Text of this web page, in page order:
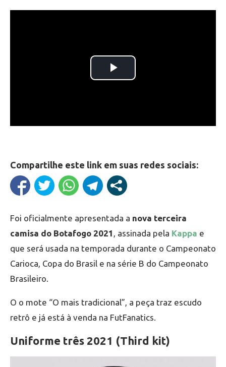
Compartilhe este link em suas redes sociais:
Foi oficialmente apresentada a nova terceira
camisa do Botafogo 2021
, assinada pela Kappa e
que será usada na temporada durante o Campeonato
Carioca, Copa do Brasil e na série B do Campeonato
Brasileiro.
O o mote “O mais tradicional”, a peça traz escudo
retrô e já está à venda na FutFanatics.
Uniforme três 2021 (Third kit)